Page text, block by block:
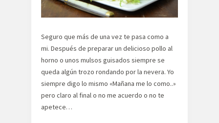
Seguro que más de una vez te pasa como a
mi. Después de preparar un delicioso pollo al
horno o unos mulsos guisados siempre se
queda algún trozo rondando por la nevera. Yo
siempre digo lo mismo «Mañana me lo como..»
pero claro al final o no me acuerdo o no te
apetece…